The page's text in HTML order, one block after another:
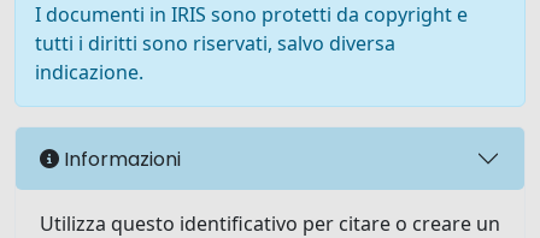
I documenti in IRIS sono protetti da copyright e
tutti i diritti sono riservati, salvo diversa
indicazione.
Informazioni
Utilizza questo identificativo per citare o creare un